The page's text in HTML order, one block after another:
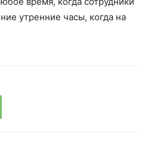
утренние часы, когда на